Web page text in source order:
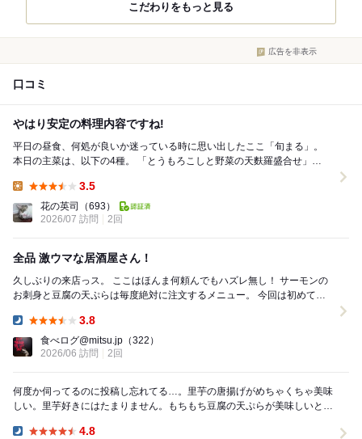
こだわりをもっと見る
広告を非表示
口コミ
やはり安定の料理内容ですね!
平日の昼食、何処が良いか迷っている時に思い出したここ「旬まる」。
本日の主菜は、以下の4種。 「とうもろこしと野菜の天麩羅盛合せ」
3.5
花の英司
（693）
2026/07 訪問
2回
全品 激ウマな居酒屋さん！
久しぶりの来店っス。 ここはほんま何頼んでもハズレ無し！ サーモンの
お刺身と豆腐の天ぷらは毎度絶対に注文するメニュー。 今回は初めてチ
3.8
食べログ@mitsu.jp （322）
2026/06 訪問
2回
何度か伺ってるのに投稿し忘れてる…。里芋の唐揚げがめちゃくちゃ美味
しい。里芋好きにはたまりません。もちもち豆腐の天ぷらが美味しいとの
4.8